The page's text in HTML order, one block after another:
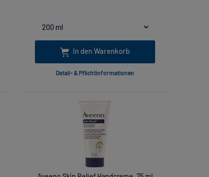
In den Warenkorb
Detail- & Pflichtinformationen